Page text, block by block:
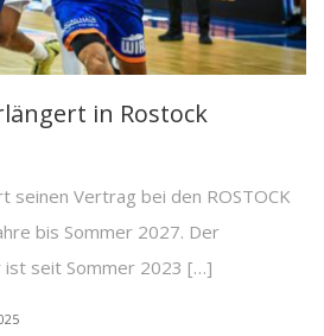
in Rostock
seinen Vertrag bei den ROSTOCK
bis Sommer 2027. Der
ist seit Sommer 2023 […]